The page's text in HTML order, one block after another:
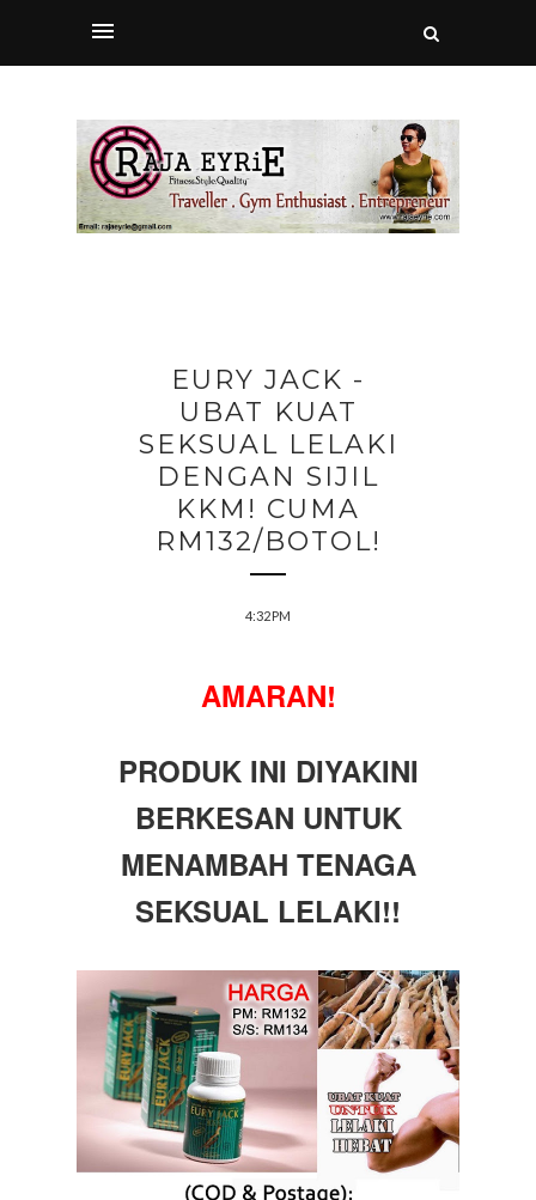
EURY JACK -
UBAT KUAT
SEKSUAL LELAKI
DENGAN SIJIL
KKM! CUMA
RM132/BOTOL!
4:32 PM
AMARAN!
PRODUK INI DIYAKINI
BERKESAN UNTUK
MENAMBAH TENAGA
SEKSUAL LELAKI!!